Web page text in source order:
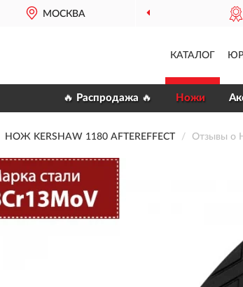
МОСКВА
КАТАЛОГ
🔥 Распродажа 🔥 Ножи
НОЖ KERSHAW 1180 AFTEREFFECT Отзывы о